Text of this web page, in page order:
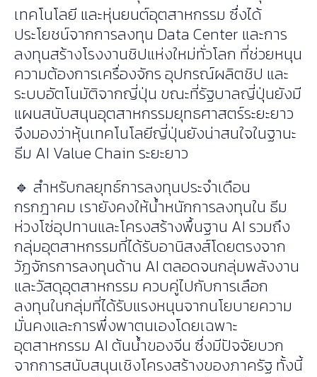
เทคโนโลยี และหุ่นยนต์อุตสาหกรรม ซึ่งได้
ประโยชน์จากการลงทุน Data Center และการ
ลงทุนสร้างโรงงานชิปแห่งใหม่ทั่วโลก ที่ช่วยหนุน
ความต้องการเครื่องจักร อุปกรณ์ผลิตชิป และ
ระบบอัตโนมัติจากญี่ปุ่น ขณะที่รัฐบาลญี่ปุ่นยังมี
แผนสนับสนุนอุตสาหกรรมยุทธศาสตร์ระยะยาว
จึงมองว่าหุ้นเทคโนโลยีญี่ปุ่นยังน่าสนใจในฐานะ
ธีม AI Value Chain ระยะยาว
🔹 สำหรับกลยุทธ์การลงทุนประจำเดือน
กรกฎาคม เรายังคงให้น้ำหนักการลงทุนใน ธีม
ห่วงโซ่อุปทานและโครงสร้างพื้นฐาน AI รวมถึง
กลุ่มอุตสาหกรรมที่ได้รับอานิสงส์โดยตรงจาก
วัฏจักรการลงทุนด้าน AI ตลอดจนกลุ่มพลังงาน
และวัสดุอุตสาหกรรม ควบคู่ไปกับการเลือก
ลงทุนในกลุ่มที่ได้รับแรงหนุนจากนโยบายความ
มั่นคงและการพึ่งพาตนเองโดยเฉพาะ
อุตสาหกรรม AI ต้นน้ำของจีน ซึ่งมีปัจจัยบวก
จากการสนับสนุนเชิงโครงสร้างของภาครัฐ ทั้งนี้